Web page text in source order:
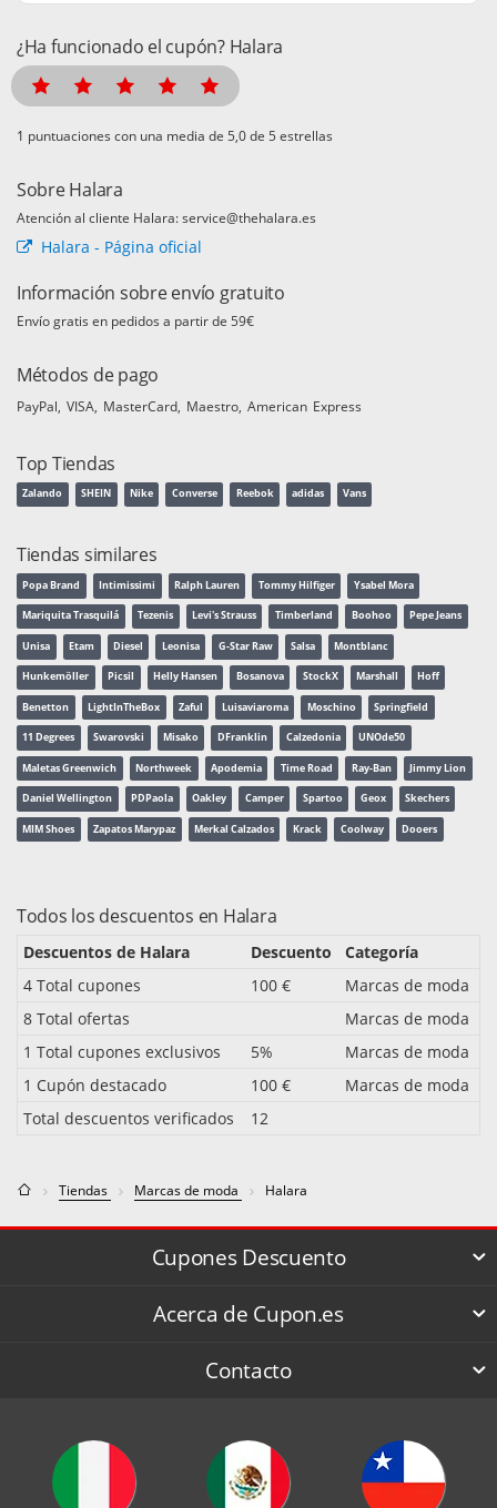
¿Ha funcionado el cupón? Halara
puntuaciones con una media de de 5 estrellas
Sobre Halara
Atención al cliente Halara: service@thehalara.es
Halara - Página oficial
Información sobre envío gratuito
Envío gratis en pedidos a partir de 59€
Métodos de pago
PayPal VISA MasterCard Maestro American Express
Top Tiendas
Zalando SHEIN Nike Converse Reebok adidas Vans
Tiendas similares
Popa Brand Intimissimi Ralph Lauren Tommy Hilfiger Ysabel Mora
Mariquita Trasquilá Tezenis Levi's Strauss Timberland Boohoo Pepe Jeans
Unisa Etam Diesel Leonisa G-Star Raw Salsa Montblanc
Hunkemöller Picsil Helly Hansen Bosanova StockX Marshall Hoff
Benetton LightInTheBox Zaful Luisaviaroma Moschino Springfield
11 Degrees Swarovski Misako DFranklin Calzedonia UNOde50
Maletas Greenwich Northweek Apodemia Time Road Ray-Ban Jimmy Lion
Daniel Wellington PDPaola Oakley Camper Spartoo Geox Skechers
MIM Shoes Zapatos Marypaz Merkal Calzados Krack Coolway Dooers
Todos los descuentos en Halara
Descuentos de Halara Descuento
Categoría
4 Total cupones
100 €
Marcas de moda
8 Total ofertas
Marcas de moda
1 Total cupones exclusivos
5%
Marcas de moda
1 Cupón destacado
100 €
Marcas de moda
Total descuentos verificados
12
Tiendas Marcas de moda Halara
Cupones Descuento
Acerca de Cupon.es
Contacto